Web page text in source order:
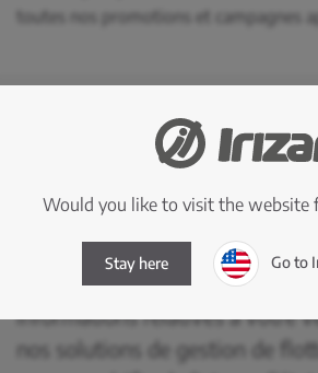
toutes nos promotions et campagnes
Ipanel - Suivi et
des flottes
est notre plateforme de
flottes, où vous trouverez toutes
informations relatives à votre
nos solutions de gestion de
Would you like to visit the website
Stay here Go to